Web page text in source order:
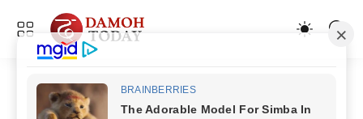
ADVERTISEMENT